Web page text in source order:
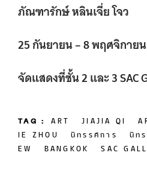
ภัณฑารักษ์ หลินเจี่ย โจว
25 กันยายน – 8 พฤศจิกาย
จัดแสดงที่ชั้น 2 และ 3 SAC
TAG : ART JIAJIA QI
IE ZHOU นิทรรศการ นิท
EW BANGKOK SAC